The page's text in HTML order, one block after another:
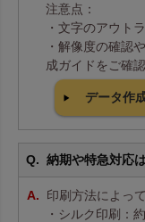
注意点：
・文字のアウト
・解像度の確認
成ガイドをご確
データ作
納期や特急対応
印刷方法によっ
・シルク印刷：